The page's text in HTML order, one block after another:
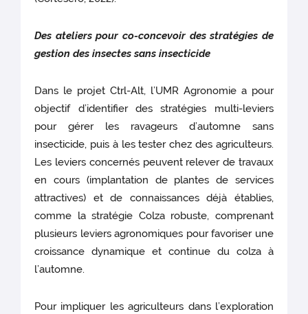
Des ateliers pour co-concevoir des stratégies de
gestion des insectes sans insecticide
Dans le projet Ctrl-Alt, l’UMR Agronomie a pour
objectif d’identifier des stratégies multi-leviers
pour gérer les ravageurs d’automne sans
insecticide, puis à les tester chez des agriculteurs.
Les leviers concernés peuvent relever de travaux
en cours (implantation de plantes de services
attractives) et de connaissances déjà établies,
comme la stratégie Colza robuste, comprenant
plusieurs leviers agronomiques pour favoriser une
croissance dynamique et continue du colza à
l’automne.
Pour impliquer les agriculteurs dans l’exploration